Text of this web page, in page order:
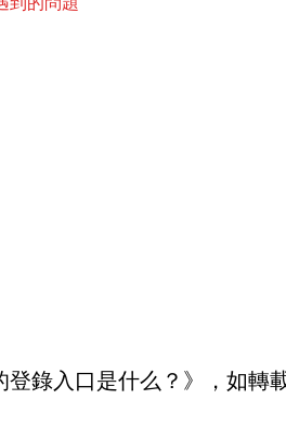
錄入口是什么？》，如轉